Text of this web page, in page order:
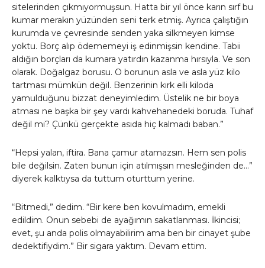
sitelerinden çıkmıyormuşsun. Hatta bir yıl önce karın sırf bu
kumar merakın yüzünden seni terk etmiş. Ayrıca çalıştığın
kurumda ve çevresinde senden yaka silkmeyen kimse
yoktu. Borç alıp ödememeyi iş edinmişsin kendine. Tabii
aldığın borçları da kumara yatırdın kazanma hırsıyla. Ve son
olarak. Doğalgaz borusu. O borunun asla ve asla yüz kilo
tartması mümkün değil. Benzerinin kırk elli kiloda
yamulduğunu bizzat deneyimledim. Üstelik ne bir boya
atması ne başka bir şey vardı kahvehanedeki boruda. Tuhaf
değil mi? Çünkü gerçekte asıda hiç kalmadı baban.”
“Hepsi yalan, iftira. Bana çamur atamazsın. Hem sen polis
bile değilsin. Zaten bunun için atılmışsın mesleğinden de…”
diyerek kalktıysa da tuttum oturttum yerine.
“Bitmedi,” dedim. “Bir kere ben kovulmadım, emekli
edildim. Onun sebebi de ayağımın sakatlanması. İkincisi;
evet, şu anda polis olmayabilirim ama ben bir cinayet şube
dedektifiydim.” Bir sigara yaktım. Devam ettim.